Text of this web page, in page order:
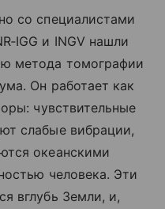
со специалистами
и INGV нашли
метода томографии
Он работает как
чувствительные
слабые вибрации,
океанскими
человека. Эти
вглубь Земли, и,